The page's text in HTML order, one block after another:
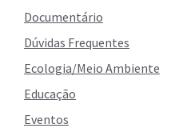
Documentário
Dúvidas Frequentes
Ecologia/Meio Ambiente
Educação
Eventos